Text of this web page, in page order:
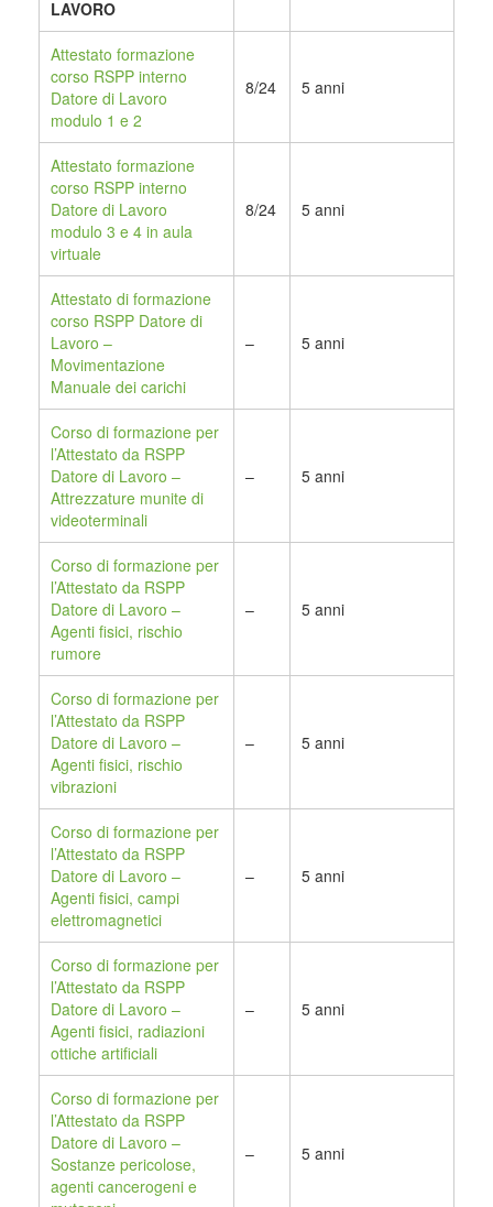
LAVORO
Attestato formazione
corso RSPP interno
Datore di Lavoro
modulo 1 e 2
8/24 5 anni
Attestato formazione
corso RSPP interno
Datore di Lavoro
modulo 3 e 4 in aula
virtuale
8/24 5 anni
Attestato di formazione
corso RSPP Datore di
Lavoro –
Movimentazione
Manuale dei carichi
– 5 anni
Corso di formazione per
l’Attestato da RSPP
Datore di Lavoro –
Attrezzature munite di
videoterminali
– 5 anni
Corso di formazione per
l’Attestato da RSPP
Datore di Lavoro –
Agenti fisici, rischio
rumore
– 5 anni
Corso di formazione per
l’Attestato da RSPP
Datore di Lavoro –
Agenti fisici, rischio
vibrazioni
– 5 anni
Corso di formazione per
l’Attestato da RSPP
Datore di Lavoro –
Agenti fisici, campi
elettromagnetici
– 5 anni
Corso di formazione per
l’Attestato da RSPP
Datore di Lavoro –
Agenti fisici, radiazioni
ottiche artificiali
– 5 anni
Corso di formazione per
l’Attestato da RSPP
Datore di Lavoro –
Sostanze pericolose,
agenti cancerogeni e
– 5 anni